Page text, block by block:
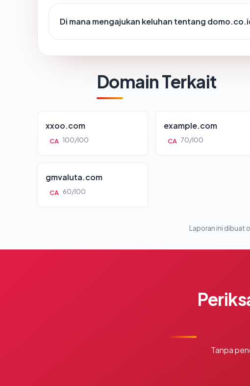
Di mana mengajukan keluhan tentang
Domain Terkait
xxoo.com
CA 100/100
example.com
CA 70/100
gmvaluta.com
CA 60/100
Laporan ini dibuat
Tanpa